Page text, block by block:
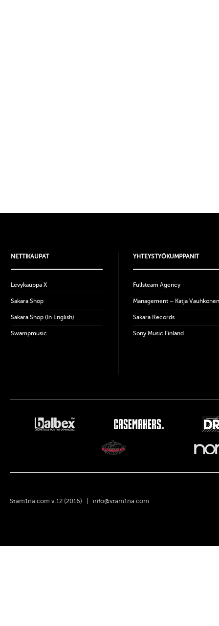
NETTIKAUPAT
Levykauppa X
Sakara Shop
Sakara Shop (In English)
Swampmusic
YHTEYSTYÖKUMPPANIT
Fullsteam Agency
Management – Katja Vauhkonen
Sakara Records
Sony Music Finland
Stam1na.com v.12 (2016) | info@stam1na.com